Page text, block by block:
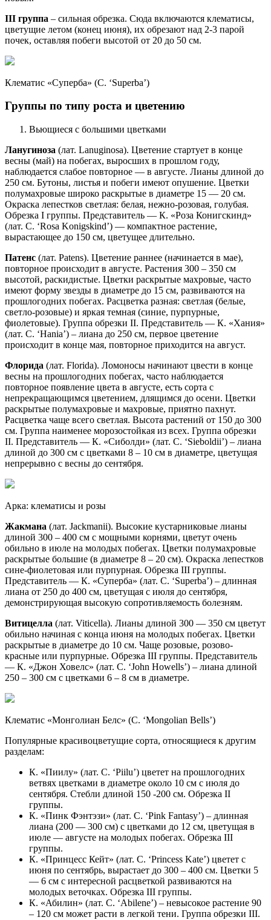
III группа – сильная обрезка. Сюда включаются клематисы,
цветущие летом (конец июня), их обрезают над 2-3 парой
почек, оставляя побеги высотой от 20 до 50 см.
Клематис «Суперба» (C. ‘Superba’)
Группы по типу роста и цветению
Вьющиеся с большими цветками
Ланугиноза (лат. Lanuginosa). Цветение стартует в конце
весны (май) на побегах, выросших в прошлом году,
наблюдается слабое повторное — в августе. Лианы длиной до
250 см. Бутоны, листья и побеги имеют опушение. Цветки
полумахровые широко раскрытые в диаметре 15 — 20 см.
Окраска лепестков светлая: белая, нежно-розовая, голубая.
Обрезка I группы. Представитель — К. «Роза Конигскинд»
(лат. C. ‘Rosa Konigskind’) — компактное растение,
вырастающее до 150 см, цветущее длительно.
Патенс (лат. Patens). Цветение раннее (начинается в мае),
повторное происходит в августе. Растения 300 – 350 см
высотой, раскидистые. Цветки раскрытые махровые, часто
имеют форму звезды в диаметре до 15 см, развиваются на
прошлогодних побегах. Расцветка разная: светлая (белые,
светло-розовые) и яркая темная (синие, пурпурные,
фиолетовые). Группа обрезки II. Представитель — К. «Хания»
(лат. C. ‘Hania’) – лиана до 250 см, первое цветение
происходит в конце мая, повторное приходится на август.
Флорида (лат. Florida). Ломоносы начинают цвести в конце
весны на прошлогодних побегах, часто наблюдается
повторное появление цвета в августе, есть сорта с
непрекращающимся цветением, длящимся до осени. Цветки
раскрытые полумахровые и махровые, приятно пахнут.
Расцветка чаще всего светлая. Высота растений от 150 до 300
см. Группа наименее морозостойкая из всех. Группа обрезки
II. Представитель — К. «Сиболди» (лат. C. ‘Sieboldii’) – лиана
длиной до 300 см с цветками 8 – 10 см в диаметре, цветущая
непрерывно с весны до сентября.
Арка: клематисы и розы
Жакмана (лат. Jackmanii). Высокие кустарниковые лианы
длиной 300 – 400 см с мощными корнями, цветут очень
обильно в июле на молодых побегах. Цветки полумахровые
раскрытые большие (в диаметре 8 – 20 см). Окраска лепестков
сине-фиолетовая или пурпурная. Обрезка III группы.
Представитель — К. «Суперба» (лат. C. ‘Superba’) – длинная
лиана от 250 до 400 см, цветущая с июля до сентября,
демонстрирующая высокую сопротивляемость болезням.
Витицелла (лат. Viticella). Лианы длиной 300 — 350 см цветут
обильно начиная с конца июня на молодых побегах. Цветки
раскрытые в диаметре до 10 см. Чаще розовые, розово-
красные или пурпурные. Обрезка III группы. Представитель
— К. «Джон Ховелс» (лат. C. ‘John Howells’) – лиана длиной
250 – 300 см с цветками 6 – 8 см в диаметре.
Клематис «Монголиан Белс» (C. ‘Mongolian Bells’)
Популярные красивоцветущие сорта, относящиеся к другим
разделам:
К. «Пиилу» (лат. C. ‘Piilu’) цветет на прошлогодних
ветвях цветками в диаметре около 10 см с июля до
сентября. Стебли длиной 150 -200 см. Обрезка II
группы.
К. «Пинк Фэнтэзи» (лат. C. ‘Pink Fantasy’) – длинная
лиана (200 — 300 см) с цветками до 12 см, цветущая в
июле — августе на молодых побегах. Обрезка III
группы.
К. «Принцесс Кейт» (лат. C. ‘Princess Kate’) цветет с
июня по сентябрь, вырастает до 300 – 400 см. Цветки 5
— 6 см с интересной расцветкой развиваются на
молодых веточках. Обрезка III группы.
К. «Абилин» (лат. C. ‘Abilene’) – невысокое растение 90
– 120 см может расти в легкой тени. Группа обрезки III.